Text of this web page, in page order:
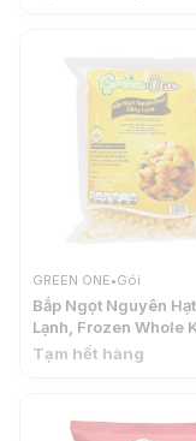
GREEN ONE•Gói
Bắp Ngọt Nguyên
Lạnh, Frozen Whole
Sweet Corn (450g) -
Tạm hết hàng